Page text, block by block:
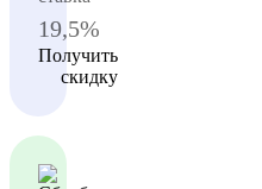
19,5%
Получить
скидку